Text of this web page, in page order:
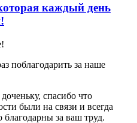
каждый день
поблагодарить за наше
спасибо что
были на связи и всегда
за ваш труд.